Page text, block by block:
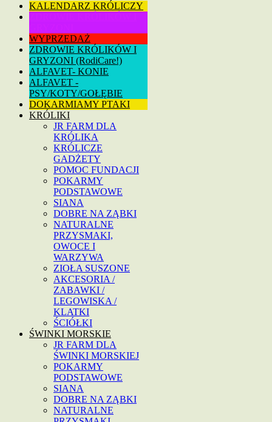
KALENDARZ KRÓLICZY
WYPRZEDAŻ
ZDROWIE KRÓLIKÓW I
GRYZONI (RodiCare!)
ALFAVET- KONIE
ALFAVET -
PSY/KOTY/GOŁĘBIE
DOKARMIAMY PTAKI
KRÓLIKI
JR FARM DLA
KRÓLIKA
KRÓLICZE
GADŻETY
POMOC FUNDACJI
POKARMY
PODSTAWOWE
SIANA
DOBRE NA ZĄBKI
NATURALNE
PRZYSMAKI,
OWOCE I
WARZYWA
ZIOŁA SUSZONE
AKCESORIA /
ZABAWKI /
LEGOWISKA /
KLATKI
ŚCIÓŁKI
ŚWINKI MORSKIE
JR FARM DLA
ŚWINKI MORSKIEJ
POKARMY
PODSTAWOWE
SIANA
DOBRE NA ZĄBKI
NATURALNE